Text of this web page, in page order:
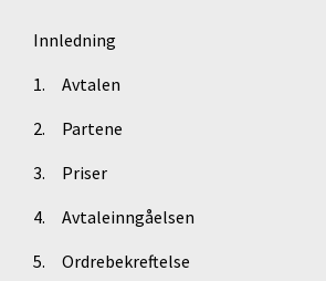
Innledning
1. Avtalen
2. Partene
3. Priser
4. Avtaleinngåelsen
5. Ordrebekreftelse